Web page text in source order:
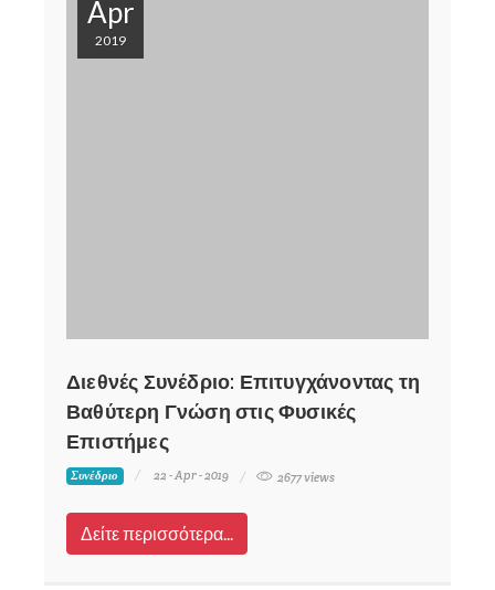
Apr
2019
Διεθνές Συνέδριο: Επιτυγχάνοντας τη
Βαθύτερη Γνώση στις Φυσικές
Επιστήμες
Συνέδριο 22 - Apr - 2019 2677 views
Δείτε περισσότερα...